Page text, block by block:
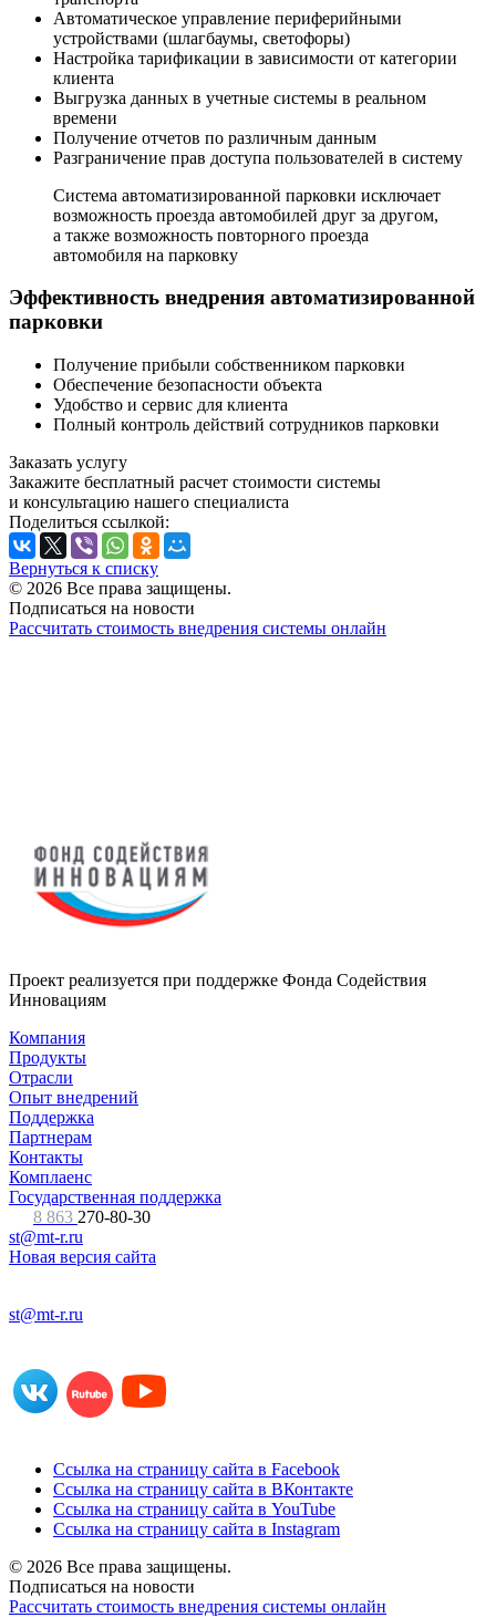
Автоматическое управление периферийными
устройствами (шлагбаумы, светофоры)
Настройка тарификации в зависимости от категории
клиента
Выгрузка данных в учетные системы в реальном
времени
Получение отчетов по различным данным
Разграничение прав доступа пользователей в систему
Система автоматизированной парковки исключает
возможность проезда автомобилей друг за другом,
а также возможность повторного проезда
автомобиля на парковку
Эффективность внедрения автоматизированной
парковки
Получение прибыли собственником парковки
Обеспечение безопасности объекта
Удобство и сервис для клиента
Полный контроль действий сотрудников парковки
Заказать услугу
Закажите бесплатный расчет стоимости системы
и консультацию нашего специалиста
Поделиться ссылкой:
Вернуться к списку
© 2026 Все права защищены.
Подписаться на новости
Рассчитать стоимость внедрения системы онлайн
Проект реализуется при поддержке Фонда Содействия
Инновациям
Компания
Продукты
Отрасли
Опыт внедрений
Поддержка
Партнерам
Контакты
Комплаенс
Государственная поддержка
8 863 270-80-30
st@mt-r.ru
Новая версия сайта
st@mt-r.ru
Ссылка на страницу сайта в Facebook
Ссылка на страницу сайта в ВКонтакте
Ссылка на страницу сайта в YouTube
Ссылка на страницу сайта в Instagram
© 2026 Все права защищены.
Подписаться на новости
Рассчитать стоимость внедрения системы онлайн